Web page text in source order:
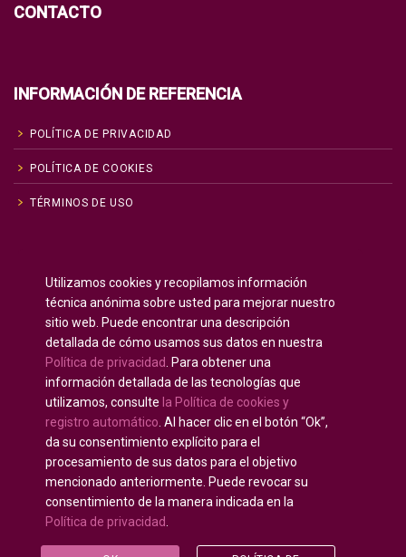
CONTACTO
INFORMACIÓN DE REFERENCIA
POLÍTICA DE PRIVACIDAD
POLÍTICA DE COOKIES
TÉRMINOS DE USO
Русский
Ruso)
Español
Français(Francés)
Alemán
العربية(Árabe )
Português(Portugués, Portugal)
Derechos de autor © 2020 - 2025
Universidad digital para la Comunidad de la INTOSAI
Utilizamos cookies y recopilamos información
técnica anónima sobre usted para mejorar nuestro
sitio web. Puede encontrar una descripción
detallada de cómo usamos sus datos en nuestra
Política de privacidad
. Para obtener una
información detallada de las tecnologías que
utilizamos, consulte la Política de cookies y
registro automático . Al hacer clic en el botón “Ok”,
da su consentimiento explícito para el
procesamiento de sus datos para el objetivo
mencionado anteriormente. Puede revocar su
consentimiento de la manera indicada en la
Política de privacidad